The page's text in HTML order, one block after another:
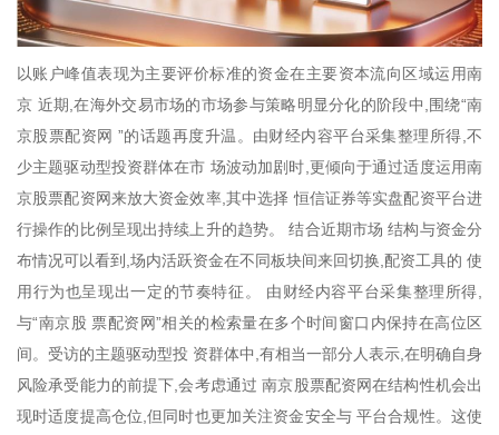
以账户峰值表现为主要评价标准的资金在主要资本流向区域运用南
京 近期,在海外交易市场的市场参与策略明显分化的阶段中,围绕“南
京股票配资网 ”的话题再度升温。由财经内容平台采集整理所得,不
少主题驱动型投资群体在市 场波动加剧时,更倾向于通过适度运用南
京股票配资网来放大资金效率,其中选择 恒信证券等实盘配资平台进
行操作的比例呈现出持续上升的趋势。 结合近期市场 结构与资金分
布情况可以看到,场内活跃资金在不同板块间来回切换,配资工具的 使
用行为也呈现出一定的节奏特征。 由财经内容平台采集整理所得,
与“南京股 票配资网”相关的检索量在多个时间窗口内保持在高位区
间。受访的主题驱动型投 资群体中,有相当一部分人表示,在明确自身
风险承受能力的前提下,会考虑通过 南京股票配资网在结构性机会出
现时适度提高仓位,但同时也更加关注资金安全与 平台合规性。这使